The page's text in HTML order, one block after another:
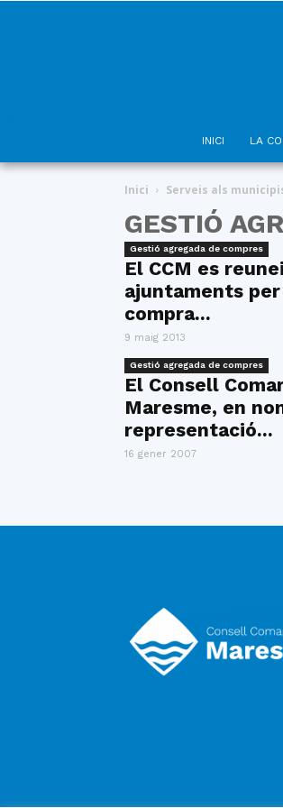
INICI LA
Inici Serveis als
GESTIÓ
Gestió agregada de compres
El CCM es
ajuntaments
compra...
9 maig 2013
Gestió agregada de compres
El Consell
Maresme, en
representació...
16 gener 2007